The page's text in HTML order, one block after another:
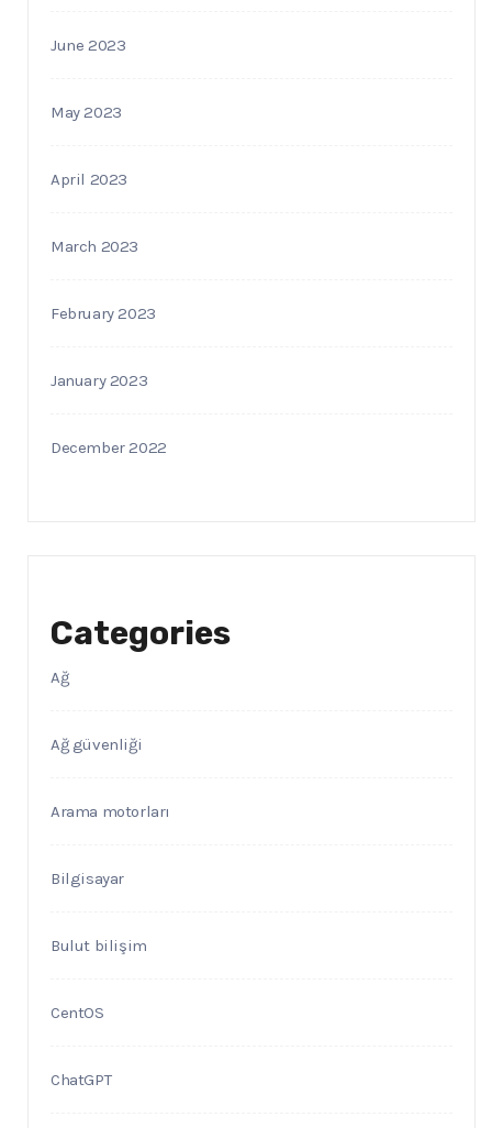
June 2023
May 2023
April 2023
March 2023
February 2023
January 2023
December 2022
Categories
Ağ
Ağ güvenliği
Arama motorları
Bilgisayar
Bulut bilişim
CentOS
ChatGPT